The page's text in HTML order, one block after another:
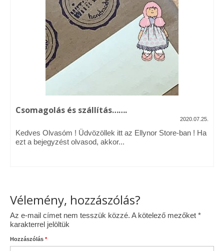
Vásárok, ahol velem is találkozhattál…
Alapanyagok, kellékek
A termékek tisztítása
Ellynor története
Adatkezelési tájékoztató
Általános Szerződési Feltételek
Blog
Csomagolás és szállítás…….
2020.07.25.
Kedves Olvasóm ! Üdvözöllek itt az Ellynor Store-ban ! Ha
ezt a bejegyzést olvasod, akkor...
Vélemény, hozzászólás?
Az e-mail címet nem tesszük közzé. A kötelező mezőket *
karakterrel jelöltük
Hozzászólás *